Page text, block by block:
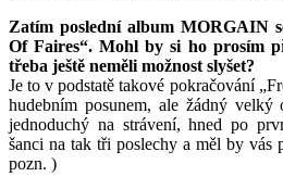
Zatím poslední album MORGAIN
Of Faires“. Mohl by si ho prosím
třeba ještě neměli možnost slyšet?
Je to v podstatě takové pokračování
hudebním posunem, ale žádný
jednoduchý na strávení, hned po
šanci na tak tři poslechy a měl by vás
pozn. )